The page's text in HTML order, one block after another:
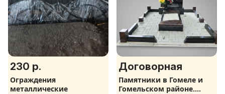
230 р.
Ограждения
металлические
Договорная
Памятники в Гомеле и
Гомельском районе.